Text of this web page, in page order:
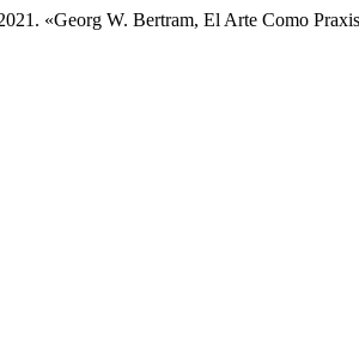
«Georg W. Bertram, El Arte Como